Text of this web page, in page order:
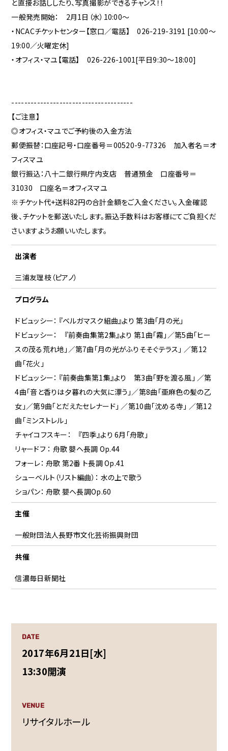
と直接お話ししたり、写真撮影ができるチャンス！！
一般発売開始： 2月1日（水）10:00～
・NCACチケットセンター【窓口／電話】 026-219-3191 [10:00～
19:00／火曜定休]
・オフィス・マユ【電話】 026-226-1001[平日9:30～18:00]
--------------------------------------
【ご注意】
◎オフィス・マユでご予約後の入金方法
郵便振替：口座記号・口座番号＝00520-9-77326 加入者名＝オ
フィスマユ
銀行振込：八十二銀行県庁内支店 普通預金 口座番号＝
31030 口座名＝オフィスマユ
※チケット代+送料82円の合計金額をご入金ください。入金確認
後、チケットを郵送いたします。振込手数料はお客様にてご負担くだ
さいますようお願いいたします。
出演者
三浦友理枝（ピアノ）
プログラム
ドビュッシー： 『ベルガマスク組曲』より 第3曲「月の光」
ドビュッシー： 『前奏曲集第2集』より 第1曲「霧」／第5曲「ヒー
スの茂る荒れ地」／第7曲「月の光がふりそそぐテラス」 ／第12
曲「花火」
ドビュッシー： 『前奏曲集第1集』より 第3曲「野を渡る風」 ／第
4曲「音と香りは夕暮れの大気に漂う」／第8曲「亜麻色の髪の乙
女」／第9曲「とだえたセレナード」 ／第10曲「沈める寺」 ／第12
曲「ミンストレル」
チャイコフスキー： 『四季』より 6月「舟歌」
リャードフ ： 舟歌 嬰ヘ長調 Op.44
フォーレ： 舟歌 第2番 ト長調 Op.41
シューベルト（リスト編曲）： 水の上で歌う
ショパン： 舟歌 嬰ヘ長調Op.60
主催
一般財団法人長野市文化芸術振興財団
共催
信濃毎日新聞社
DATE
2017年6月21日[水]
13:30開演
VENUE
リサイタルホール